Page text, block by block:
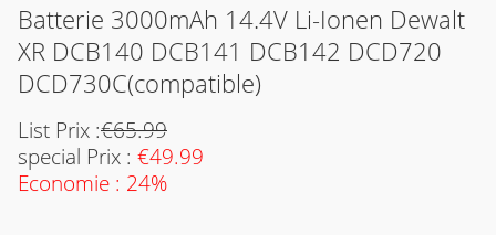
Batterie 3000mAh 14.4V Li-Ionen Dewalt
XR DCB140 DCB141 DCB142 DCD720
DCD730C(compatible)
List Prix :€65.99
special Prix : €49.99
Economie : 24%